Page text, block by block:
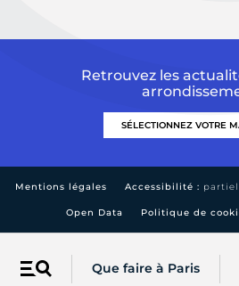
Menu Que faire à Paris
Retrouvez les
Mentions légales Accessibilité :
Open Data Politique de